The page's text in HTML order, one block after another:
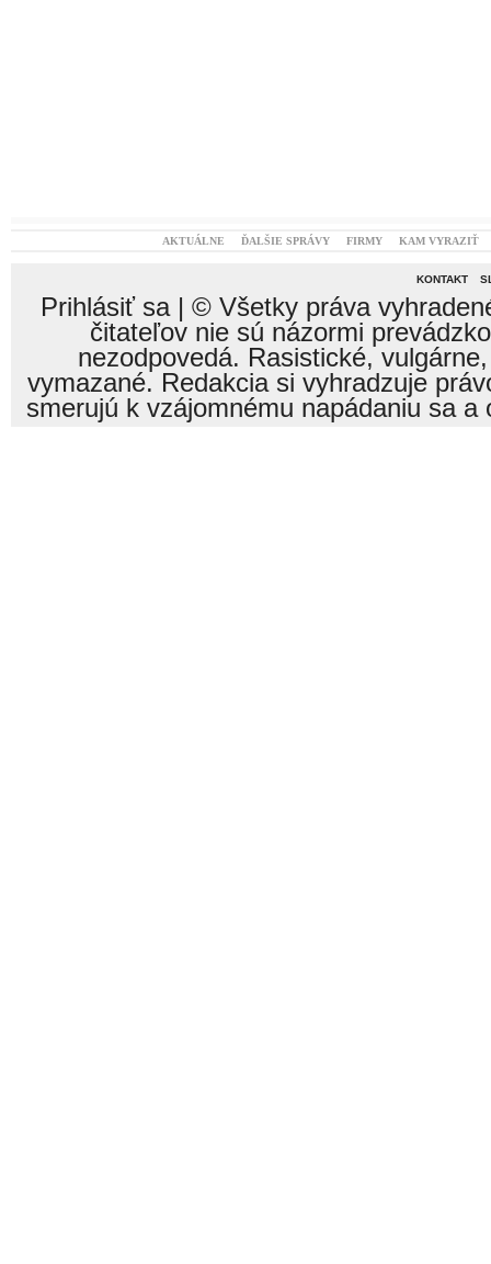
AKTUÁLNE ĎALŠIE SPRÁVY FIRMY KAM VYRAZIŤ
KONTAKT
Prihlásiť sa| © Všetky práva
čitateľov nie sú názormi
nezodpovedá. Rasistické,
vymazané. Redakcia si vyhradzuje
smerujú k vzájomnému napádaniu sa